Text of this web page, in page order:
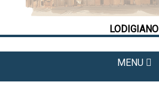
LODIGIANO
MENU
METEO
CULTURA